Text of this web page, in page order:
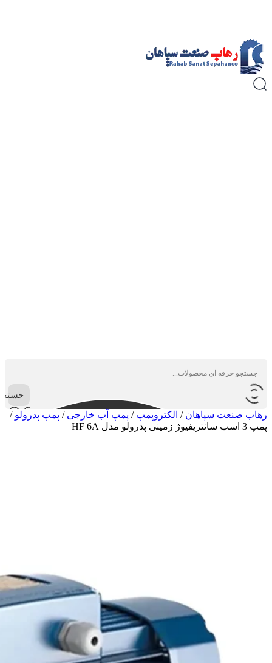
رهاب صنعت سپاهان / الکتروپمپ / پمپ آب خارجی / پمپ پدرولو /
پمپ 3 اسب سانتریفیوژ زمینی پدرولو مدل HF 6A